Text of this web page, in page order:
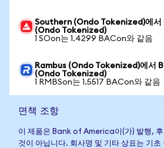
Southern (Ondo Tokenized)에
(Ondo Tokenized)
1 SOon는 1.4299 BACon와 같음
Rambus (Ondo Tokenized)에서
(Ondo Tokenized)
1 RMBSon는 1.5517 BACon와 같음
면책 조항
이 제품은 Bank of America이(가) 발행,
것이 아닙니다. 회사명 및 기타 상표는 기초